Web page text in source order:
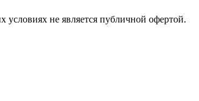
не является публичной офертой.